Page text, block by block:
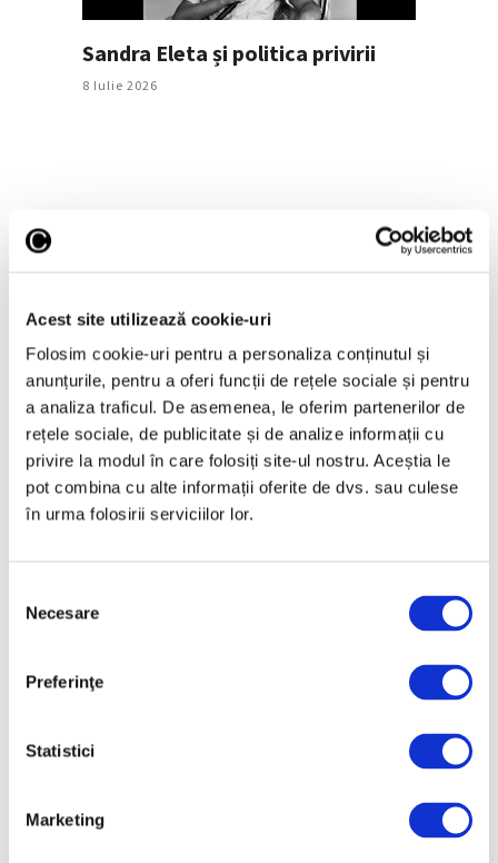
Acest site utilizează cookie-uri
Folosim cookie-uri pentru a personaliza conținutul și
anunțurile, pentru a oferi funcții de rețele sociale și pentru
a analiza traficul. De asemenea, le oferim partenerilor de
rețele sociale, de publicitate și de analize informații cu
privire la modul în care folosiți site-ul nostru. Aceștia le
pot combina cu alte informații oferite de dvs. sau culese
în urma folosirii serviciilor lor.
consimțământului
Necesare
Preferinţe
Statistici
Marketing
Sandra Eleta și politica privirii
8 Iulie 2026
James Welling, artistul care a
extins continuu limitele
conceptuale și tehnice ale
fotografiei
24 Iunie 2026
Candida Höfer și psihologia
16 Iunie 2026